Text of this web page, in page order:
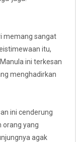
memang sangat
itu,
ini terkesan
menghadirkan
ini cenderung
orang yang
agak